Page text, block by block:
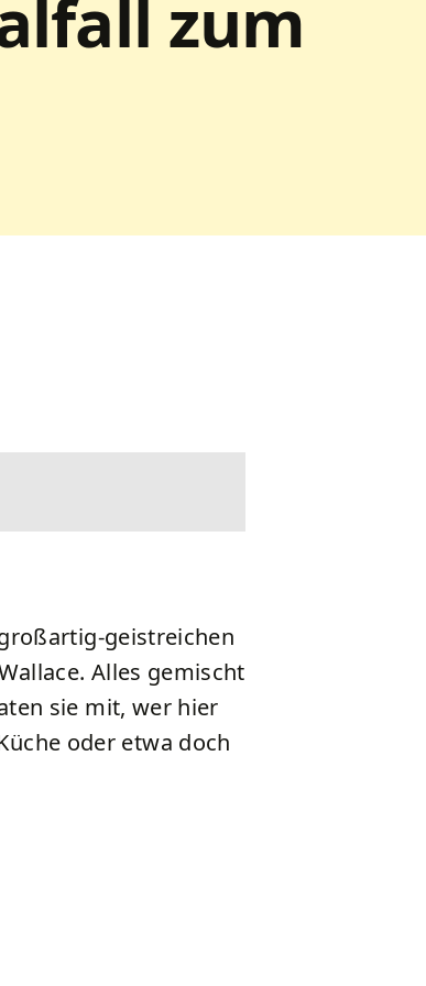
zum
geistreichen
Alles gemischt
sie mit, wer hier
oder etwa doch